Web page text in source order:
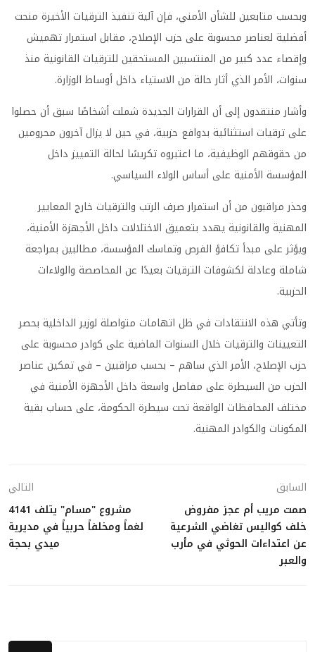
وبحسب متابعين للشأن الأمني، فإن آلية تنفيذ الترقيات الأخيرة منحت
أفضلية لعناصر محسوبة على حزب الإصلاح، مقابل استمرار تهميش
وإقصاء عدد كبير من المنتسبين المستحقين للترقيات القانونية منذ
سنوات، الأمر الذي أثار حالة من الاستياء داخل أوساط الوزارة.
وأشار منتقدون إلى أن القرارات الجديدة شملت أشخاصًا سبق أن حصلوا
على ترقيات استثنائية بدوافع حزبية، في حين لا يزال آخرون محرومين
من حقوقهم الوظيفية، ما اعتبروه تكريسًا لحالة التمييز داخل
المؤسسة الأمنية على أساس الولاء السياسي.
وحذر مراقبون من أن استمرار صرف الرتب والترقيات خارج المعايير
المهنية والقانونية يهدد بتعميق الاختلالات داخل الأجهزة الأمنية،
ويؤثر على مبدأ تكافؤ الفرص وتماسك المؤسسة، مطالبين بمراجعة
شاملة وعادلة لكشوفات الترقيات بعيدًا عن المحاصصة والولاءات
الحزبية.
وتأتي هذه الانتقادات في ظل اتهامات متواصلة لوزير الداخلية بحصر
التعيينات والترقيات خلال السنوات الماضية على كوادر محسوبة على
حزب الإصلاح، الأمر الذي ساهم – بحسب مراقبين – في تمكين عناصر
الحزب من السيطرة على مفاصل واسعة داخل الأجهزة الأمنية في
مختلف المحافظات الواقعة تحت سيطرة الحكومة، على حساب بقية
المكونات والكوادر المهنية.
السابق
صمت مريب أم عجز مفروض
خلف كواليس تغاضي الشرعية
عن اعتداءات الحوثي في مأرب
والعبر
التالي
مشروع "مسام" يتلف 4141
لغماً ومخلفاً حربياً في مديرية
ميدي بحجة